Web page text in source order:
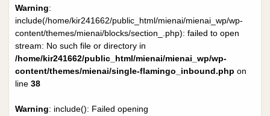
矯正治療のリスク
メール送信 相談室
Warning:
include(/home/kir241662/public_html/mienai/mienai_wp/wp-
content/themes/mienai/blocks/section_.php): failed to open
stream: No such file or directory in
/home/kir241662/public_html/mienai/mienai_wp/wp-
content/themes/mienai/single-flamingo_inbound.php on
line 38
Warning: include(): Failed opening